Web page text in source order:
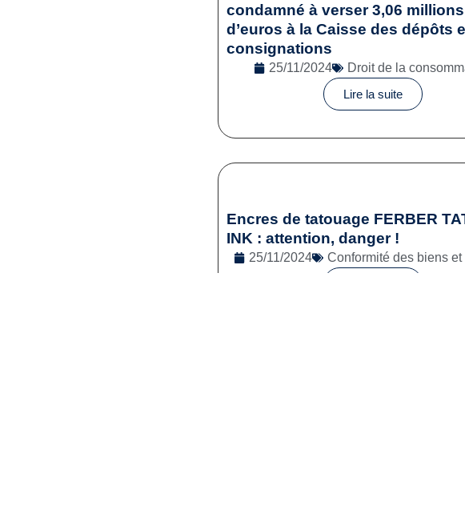
condamné à verser 3,06 millions
d’euros à la Caisse des dépôts
consignations
25/11/2024
Droit de la
Lire la suite
Encres de tatouage FERBER
INK : attention, danger !
25/11/2024
Conformité des biens et